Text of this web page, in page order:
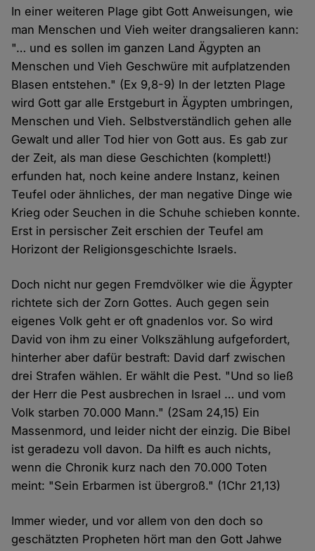
In einer weiteren Plage gibt Gott Anweisungen, wie
man Menschen und Vieh weiter drangsalieren kann:
"… und es sollen im ganzen Land Ägypten an
Menschen und Vieh Geschwüre mit aufplatzenden
Blasen entstehen." (Ex 9,8-9) In der letzten Plage
wird Gott gar alle Erstgeburt in Ägypten umbringen,
Menschen und Vieh. Selbstverständlich gehen alle
Gewalt und aller Tod hier von Gott aus. Es gab zur
der Zeit, als man diese Geschichten (komplett!)
erfunden hat, noch keine andere Instanz, keinen
Teufel oder ähnliches, der man negative Dinge wie
Krieg oder Seuchen in die Schuhe schieben konnte.
Erst in persischer Zeit erschien der Teufel am
Horizont der Religionsgeschichte Israels.
Doch nicht nur gegen Fremdvölker wie die Ägypter
richtete sich der Zorn Gottes. Auch gegen sein
eigenes Volk geht er oft gnadenlos vor. So wird
David von ihm zu einer Volkszählung aufgefordert,
hinterher aber dafür bestraft: David darf zwischen
drei Strafen wählen. Er wählt die Pest. "Und so ließ
der Herr die Pest ausbrechen in Israel … und vom
Volk starben 70.000 Mann." (2Sam 24,15) Ein
Massenmord, und leider nicht der einzig. Die Bibel
ist geradezu voll davon. Da hilft es auch nichts,
wenn die Chronik kurz nach den 70.000 Toten
meint: "Sein Erbarmen ist übergroß." (1Chr 21,13)
Immer wieder, und vor allem von den doch so
geschätzten Propheten hört man den Gott Jahwe